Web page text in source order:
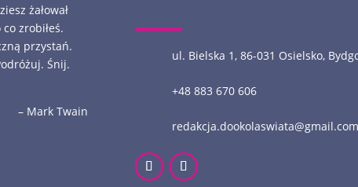
żałował
zrobiłeś.
przystań.
Śnij.
– Mark Twain
ul. Bielska 1, 86-031 Osielsko,
+48 883 670 606
redakcja.dookolaswiata@gmail.com